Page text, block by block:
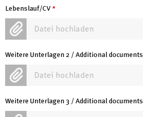
Lebenslauf/CV*
Datei hochladen
Weitere Unterlagen 2 / Additional documents
Datei hochladen
Weitere Unterlagen 3 / Additional documents